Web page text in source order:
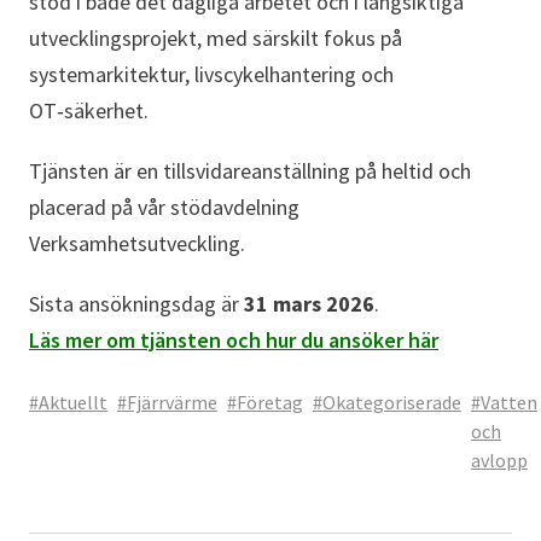
utvecklingsprojekt, med särskilt fokus på
systemarkitektur, livscykelhantering och
OT‑säkerhet.
Tjänsten är en tillsvidareanställning på heltid och
placerad på vår stödavdelning
Verksamhetsutveckling.
Sista ansökningsdag är31 mars 2026.
Läs mer om tjänsten och hur du ansöker här
#Aktuellt #Fjärrvärme #Företag #Okategoriserade #Vatten
och
avlopp